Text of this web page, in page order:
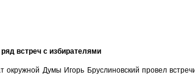
встреч с избирателями
окружной Думы Игорь Бруслиновский провел